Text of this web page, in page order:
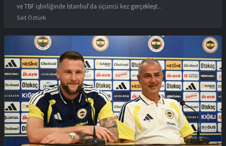
ve TBF işbirliğinde İstanbul'da üçüncü kez gerçekleşt...
Sait Öztürk